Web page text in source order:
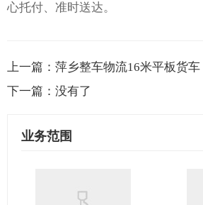
心托付、准时送达。
上一篇： 萍乡整车物流16米平板货车
下一篇： 没有了
业务范围